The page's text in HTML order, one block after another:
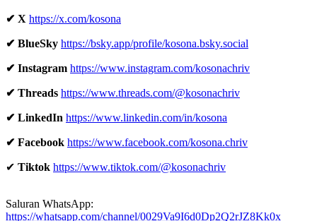
✔ X https://x.com/kosona
✔ BlueSky https://bsky.app/profile/kosona.bsky.social
✔ Instagram https://www.instagram.com/kosonachriv
✔ Threads https://www.threads.com/@kosonachriv
✔ LinkedIn https://www.linkedin.com/in/kosona
✔ Facebook https://www.facebook.com/kosona.chriv
✔ Tiktok https://www.tiktok.com/@kosonachriv
Saluran WhatsApp:
https://whatsapp.com/channel/0029Va9I6d0Dp2Q2rJZ8Kk0x